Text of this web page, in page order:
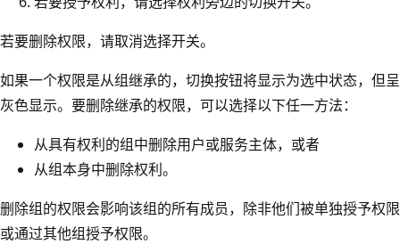
若要删除权限，请取消选择开关。
如果一个权限是从组继承的，切换按钮将显示为选中状态，但呈
灰色显示。要删除继承的权限，可以选择以下任一方法：
从具有权利的组中删除用户或服务主体，或者
从组本身中删除权利。
删除组的权限会影响该组的所有成员，除非他们被单独授予权限
或通过其他组授予权限。